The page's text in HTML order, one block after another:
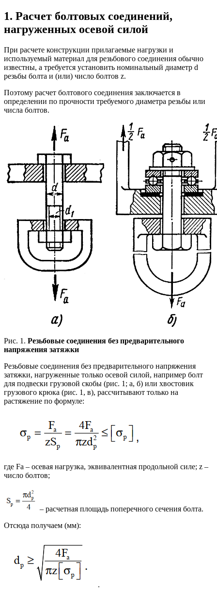
1. Расчет болтовых соединений,
нагруженных осевой силой
При расчете конструкции прилагаемые нагрузки и
используемый материал для резьбового соединения обычно
известны, а требуется установить номинальный диаметр d
резьбы болта и (или) число болтов z.
Поэтому расчет болтового соединения заключается в
определении по прочности требуемого диаметра резьбы или
числа болтов.
Рис. 1. Резьбовые соединения без предварительного
напряжения затяжки
Резьбовые соединения без предварительного напряжения
затяжки, нагруженные только осевой силой, например болт
для подвески грузовой скобы (рис. 1; а, б) или хвостовик
грузового крюка (рис. 1, в), рассчитывают только на
растяжение по формуле:
где Fа – осевая нагрузка, эквивалентная продольной силе; z –
число болтов;
– расчетная площадь поперечного сечения болта.
Отсюда получаем (мм):
.